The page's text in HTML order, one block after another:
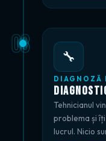
03 🔧
DIAGNOZĂ
Tehnicianul
problema și
lucrul. Nicio